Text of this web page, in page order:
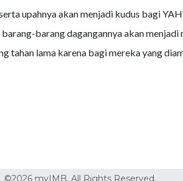
upahnya akan menjadi kudus bagi
barang dagangannya akan menjadi
tahan lama karena bagi mereka yang
©2026 myIMB. All Rights Reserved.